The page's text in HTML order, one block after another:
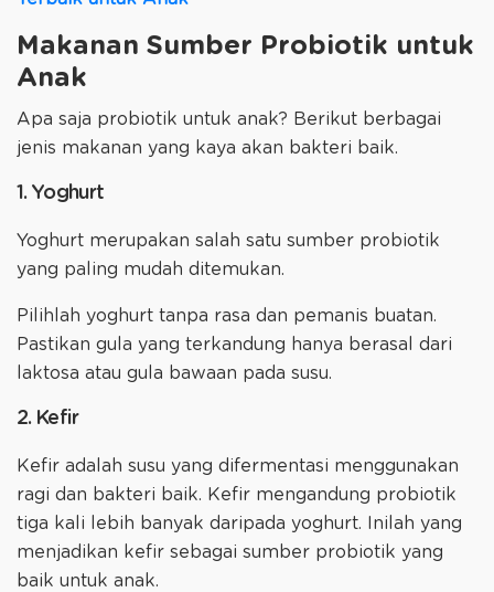
Makanan Sumber Probiotik untuk
Anak
Apa saja probiotik untuk anak? Berikut berbagai
jenis makanan yang kaya akan bakteri baik.
1. Yoghurt
Yoghurt merupakan salah satu sumber probiotik
yang paling mudah ditemukan.
Pilihlah yoghurt tanpa rasa dan pemanis buatan.
Pastikan gula yang terkandung hanya berasal dari
laktosa atau gula bawaan pada susu.
2. Kefir
Kefir adalah susu yang difermentasi menggunakan
ragi dan bakteri baik. Kefir mengandung probiotik
tiga kali lebih banyak daripada yoghurt. Inilah yang
menjadikan kefir sebagai sumber probiotik yang
baik untuk anak.